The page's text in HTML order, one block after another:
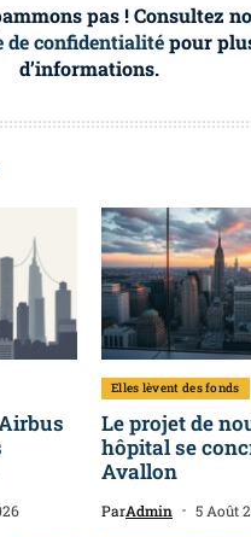
pas ! Consultez
de confidentialitépour
d’informations.
Elles lèvent des fonds
Le projet de
hôpital se
Avallon
ParAdmin 5 Août